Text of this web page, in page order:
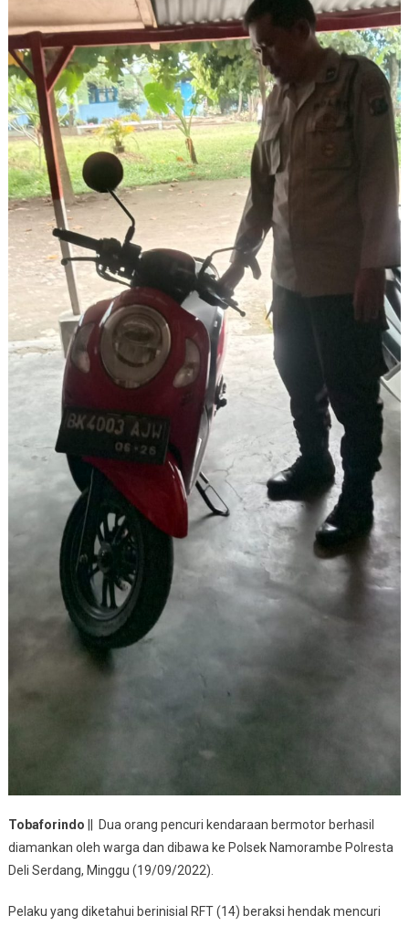
Tobaforindo || Dua orang pencuri kendaraan bermotor berhasil
diamankan oleh warga dan dibawa ke Polsek Namorambe Polresta
Deli Serdang, Minggu (19/09/2022).
Pelaku yang diketahui berinisial RFT (14) beraksi hendak mencuri